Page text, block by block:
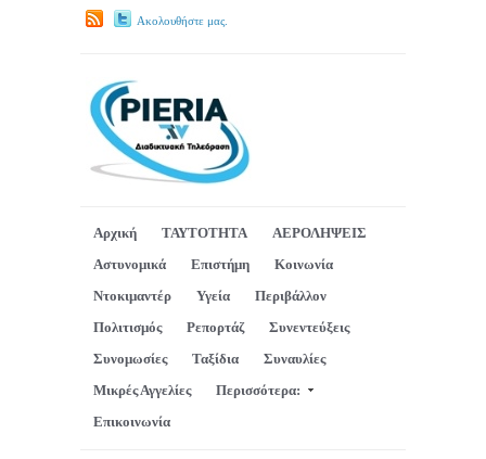
Ακολουθήστε μας.
Αρχική ΤΑΥΤΟΤΗΤΑ
ΑΕΡΟΛΗΨΕΙΣ
Αστυνομικά
Επιστήμη
Κοινωνία
Ντοκιμαντέρ
Υγεία
Περιβάλλον
Πολιτισμός
Ρεπορτάζ
Συνεντεύξεις
Συνομωσίες
Ταξίδια
Συναυλίες
Μικρές Αγγελίες
Περισσότερα:
Επικοινωνία